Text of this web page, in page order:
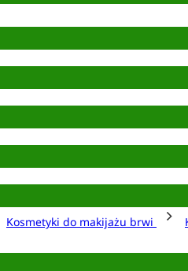
Kosmetyki do makijażu brwi